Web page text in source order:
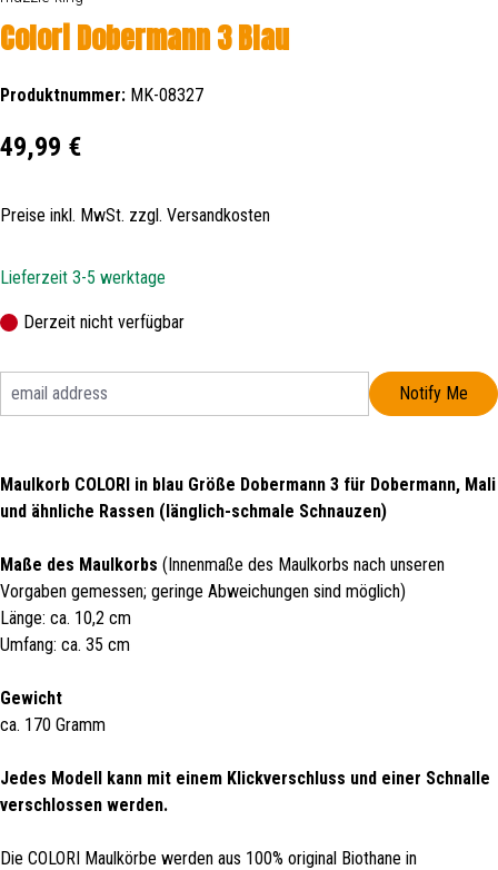
Colori Dobermann 3 Blau
Produktnummer: MK-08327
Regulärer Preis:
49,99 €
Preise inkl. MwSt. zzgl. Versandkosten
Lieferzeit 3-5 werktage
Derzeit nicht verfügbar
Notify Me
Maulkorb COLORI in blau Größe Dobermann 3 für Dobermann, Mali
und ähnliche Rassen (länglich-schmale Schnauzen)
Maße des Maulkorbs (Innenmaße des Maulkorbs nach unseren
Vorgaben gemessen; geringe Abweichungen sind möglich)
Länge: ca. 10,2 cm
Umfang: ca. 35 cm
Gewicht
ca. 170 Gramm
Jedes Modell kann mit einem Klickverschluss und einer Schnalle
verschlossen werden.
Die COLORI Maulkörbe werden aus 100% original Biothane in